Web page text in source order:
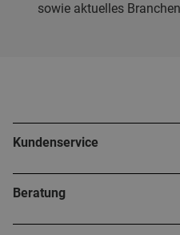
sowie aktuelles
Kundenservice
Beratung